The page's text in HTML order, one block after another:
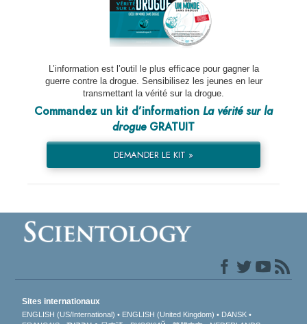
L’information est l’outil le plus efficace pour gagner la
guerre contre la drogue. Sensibilisez les jeunes en leur
transmettant la vérité sur la drogue.
Commandez un kit d’information La vérité sur la
drogueGRATUIT
DEMANDER LE KIT »
Sites internationaux
ENGLISH (US/International) ENGLISH (United Kingdom)
DANSK